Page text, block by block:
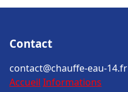
Contact
contact@chauffe-eau-14.fr
Accueil Informations